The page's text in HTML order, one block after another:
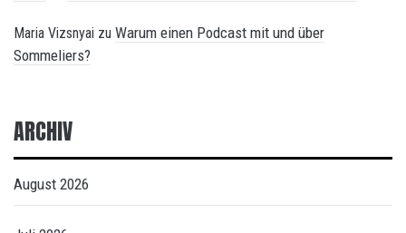
Maria Vizsnyai zu Warum einen Podcast mit und über
Sommeliers?
ARCHIV
August 2026